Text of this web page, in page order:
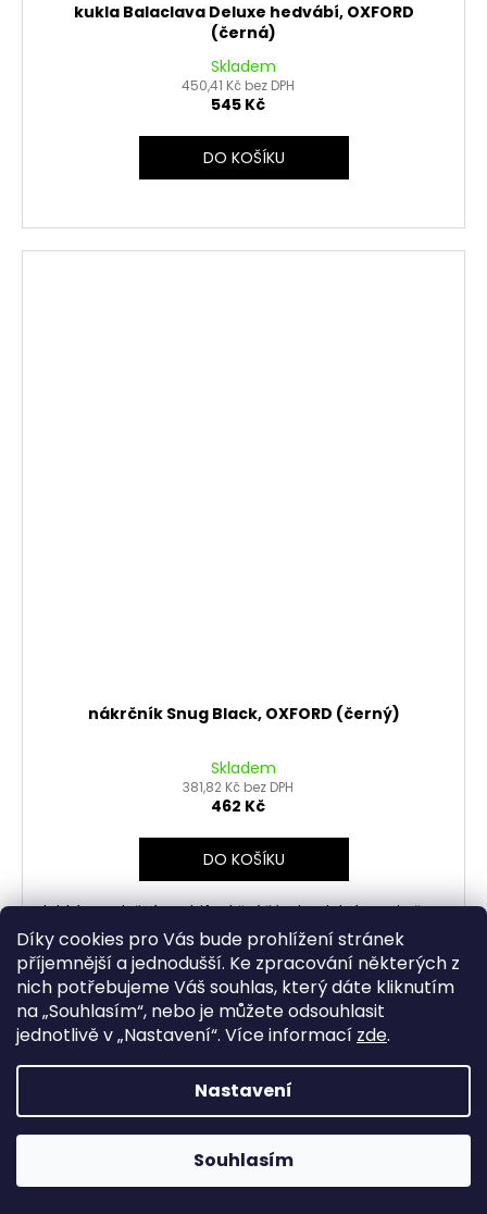
Díky cookies pro Vás bude prohlížení stránek
příjemnější a jednodušší. Ke zpracování některých z
nich potřebujeme Váš souhlas, který dáte kliknutím
na „Souhlasím“, nebo je můžete odsouhlasit
jednotlivě v „Nastavení“. Více informací zde.
Nastavení
Souhlasím
kukla Balaclava Deluxe hedvábí, OXFORD
(černá)
Skladem
450,41 Kč bez DPH
545 Kč
DO KOŠÍKU
nákrčník Snug Black, OXFORD (černý)
Skladem
381,82 Kč bez DPH
462 Kč
DO KOŠÍKU
lehký, prodyšný multifunkční šátek odolný proti větru
polar fleece podšívka ve spodní části šátku